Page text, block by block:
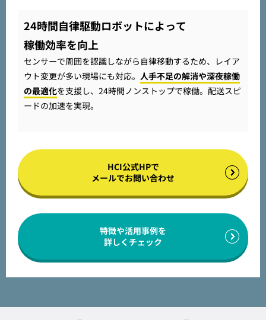
24時間自律駆動ロボットによって
稼働効率を向上
センサーで周囲を認識しながら自律移動するため、レイア
ウト変更が多い現場にも対応。 人手不足の解消や深夜稼働
の最適化を支援し、24時間ノンストップで稼働。配送スピ
ードの加速を実現。
HCI公式HPで
メールでお問い合わせ
特徴や活用事例を
詳しくチェック